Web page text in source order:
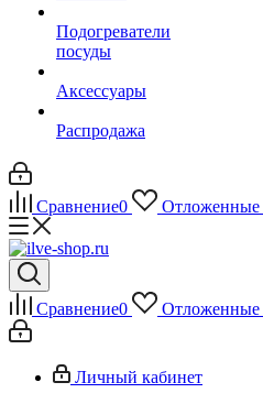
Подогреватели
посуды
Аксессуары
Распродажа
Сравнение0 Отложенные
Сравнение0 Отложенные
Личный кабинет